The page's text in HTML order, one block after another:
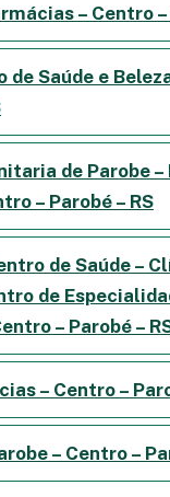
– Centro
de Saúde e
de Parobe –
– Parobé – RS
de Saúde –
de
– Parobé –
– Centro –
– Centro –